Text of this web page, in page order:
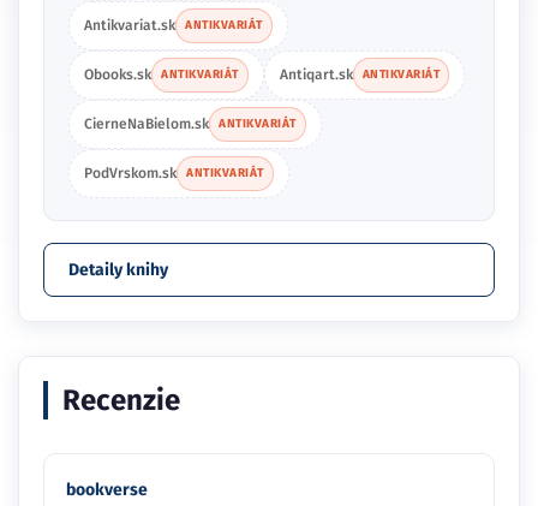
Antikvariat.sk ANTIKVARIÁT
Obooks.sk ANTIKVARIÁT Antiqart.sk ANTIKVARIÁT
CierneNaBielom.sk ANTIKVARIÁT
PodVrskom.sk ANTIKVARIÁT
Detaily knihy
Recenzie
bookverse